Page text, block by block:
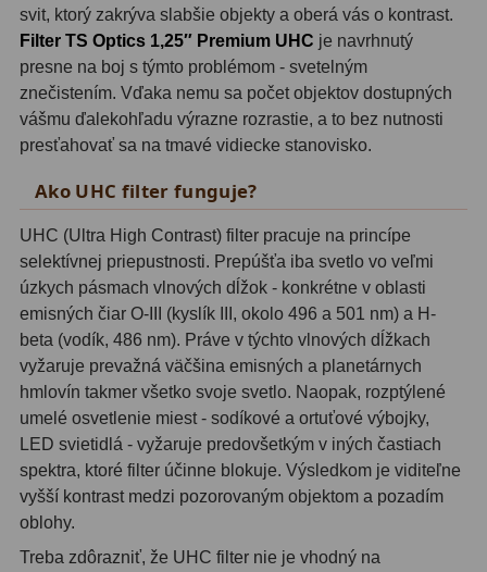
SII2
Planetárne 7
Farebné66
Redukcia 1,25" a 2" 17
Okulárové výťahy a ostrenie1
Hľadáčiky25
Binohlavy3
Kolimátory22
Svietidlá5
Čistiace prostriedky 28
Púzdra a kufre 64
svit, ktorý zakrýva slabšie objekty a oberá vás o kontrast.
Filter TS Optics 1,25″ Premium UHC je navrhnutý
presne na boj s týmto problémom - svetelným
znečistením. Vďaka nemu sa počet objektov dostupných
vášmu ďalekohľadu výrazne rozrastie, a to bez nutnosti
presťahovať sa na tmavé vidiecke stanovisko.
Ako UHC filter funguje?
UHC (Ultra High Contrast) filter pracuje na princípe
selektívnej priepustnosti. Prepúšťa iba svetlo vo veľmi
úzkych pásmach vlnových dĺžok - konkrétne v oblasti
emisných čiar O-III (kyslík III, okolo 496 a 501 nm) a H-
beta (vodík, 486 nm). Práve v týchto vlnových dĺžkach
vyžaruje prevažná väčšina emisných a planetárnych
hmlovín takmer všetko svoje svetlo. Naopak, rozptýlené
umelé osvetlenie miest - sodíkové a ortuťové výbojky,
LED svietidlá - vyžaruje predovšetkým v iných častiach
spektra, ktoré filter účinne blokuje. Výsledkom je viditeľne
vyšší kontrast medzi pozorovaným objektom a pozadím
oblohy.
Treba zdôrazniť, že UHC filter nie je vhodný na